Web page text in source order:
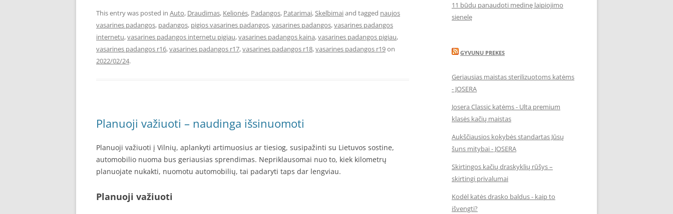
This entry was posted in Auto, Draudimas, Kelionės, Padangos, Patarimai,Skelbimaiand tagged naujos
vasarines padangos, padangos, pigios vasarines padangos,vasarines padangos,vasarines padangos
internetu,vasarines padangos internetu pigiau,vasarines padangos kaina,vasarines padangos pigiau,
vasarines padangos r16,vasarines padangos r17,vasarines padangos r18,vasarines padangos r19on
2022/02/24.
Planuoji važiuoti – naudinga išsinuomoti
Planuoji važiuoti į Vilnių, aplankyti artimuosius ar tiesiog, susipažinti su Lietuvos sostine,
automobilio nuoma bus geriausias sprendimas. Nepriklausomai nuo to, kiek kilometrų
planuojate nukakti, nuomotu automobilių, tai padaryti taps dar lengviau.
Planuoji važiuoti
11 būdų panaudoti medinę laipiojimo
sienelę
GYVUNU PREKES
Geriausias maistas sterilizuotoms katėms
- JOSERA
Josera Classic katėms - Ulta premium
klasės kačių maistas
Aukščiausios kokybės standartas Jūsų
šuns mitybai - JOSERA
Skirtingos kačių draskyklių rūšys –
skirtingi privalumai
Kodėl katės drasko baldus - kaip to
išvengti?